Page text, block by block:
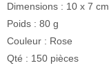
Dimensions : 10 x 7 cm
Poids : 80 g
Couleur : Rose
Qté : 150 pièces